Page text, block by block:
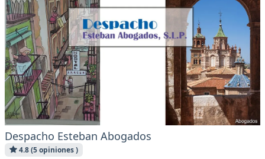
Despacho Esteban Abogados
4.8 (5 opiniones )